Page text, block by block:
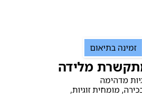
זמינה בתיאום
מלידה
מדהימה
מומחית זוגיות,